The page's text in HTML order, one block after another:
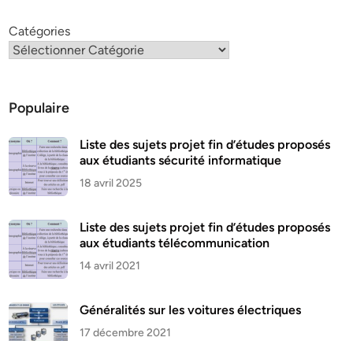
Catégories
Populaire
Liste des sujets projet fin d’études proposés
aux étudiants sécurité informatique
18 avril 2025
Liste des sujets projet fin d’études proposés
aux étudiants télécommunication
14 avril 2021
Généralités sur les voitures électriques
17 décembre 2021